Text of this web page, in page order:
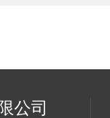
公司